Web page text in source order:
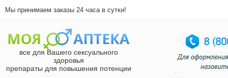
Мы принимаем заказы 24 часа в сутки!
все для Вашего сексуального
здоровья
препараты для повышения потенции